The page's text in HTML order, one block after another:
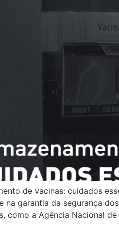
de vacinas: cuidados
na garantia da segurança
como a Agência Nacional